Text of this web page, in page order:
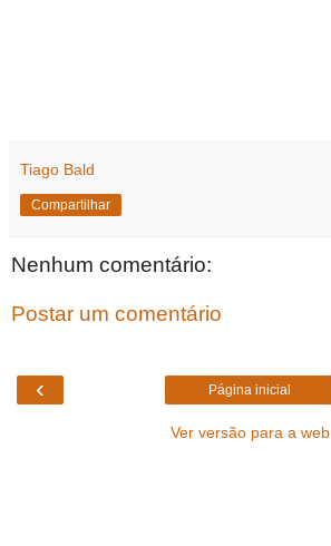
Tiago Bald
Compartilhar
Nenhum comentário:
Postar um comentário
‹ Página inicial
Ver versão para a web